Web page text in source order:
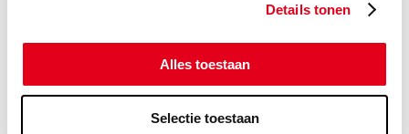
Details tonen
Alles toestaan
Selectie toestaan